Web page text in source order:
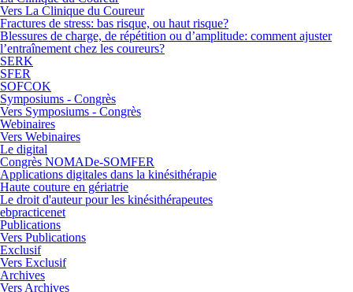
Vers La Clinique du Coureur
Fractures de stress: bas risque, ou haut risque?
Blessures de charge, de répétition ou d’amplitude: comment ajuster
l’entraînement chez les coureurs?
SERK
SFER
SOFCOK
Symposiums - Congrès
Vers Symposiums - Congrès
Webinaires
Vers Webinaires
Le digital
Congrès NOMADe-SOMFER
Applications digitales dans la kinésithérapie
Haute couture en gériatrie
Le droit d'auteur pour les kinésithérapeutes
ebpracticenet
Publications
Vers Publications
Exclusif
Vers Exclusif
Archives
Vers Archives